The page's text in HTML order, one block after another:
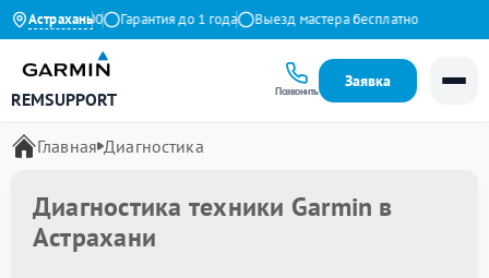
Астрахань
до 21:00 Гарантия до 1 года Выезд мастера бесплатно
REMSUPPORT Позвонить
Заявка
Главная Диагностика
Диагностика техники Garmin в
Астрахани